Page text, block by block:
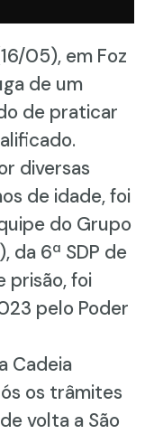
05), em Foz
de um
de praticar
diversas
de idade, foi
do Grupo
da 6ª SDP de
prisão, foi
pelo Poder
Cadeia
os trâmites
volta a São